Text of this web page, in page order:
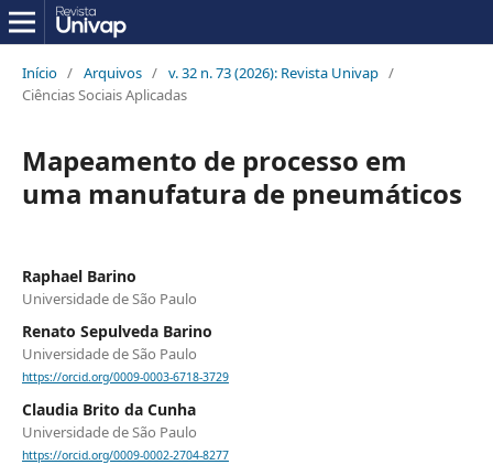
Início / Arquivos / v. 32 n. 73 (2026): Revista Univap /
Ciências Sociais Aplicadas
Mapeamento de processo em
uma manufatura de pneumáticos
Raphael Barino
Universidade de São Paulo
Renato Sepulveda Barino
Universidade de São Paulo
https://orcid.org/0009-0003-6718-3729
Claudia Brito da Cunha
Universidade de São Paulo
https://orcid.org/0009-0002-2704-8277